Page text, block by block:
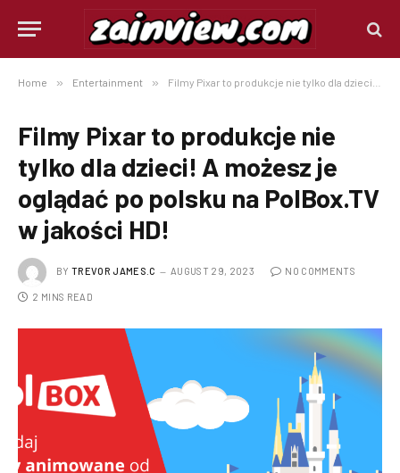
Home » Entertainment » Filmy Pixar to produkcje nie tylko dla dzieci! A możesz je oglądać po polsku na PolBox.TV w jakości HD!
Filmy Pixar to produkcje nie
tylko dla dzieci! A możesz je
oglądać po polsku na PolBox.TV
w jakości HD!
BY TREVOR JAMES.C AUGUST 29, 2023 NO COMMENTS
2 MINS READ